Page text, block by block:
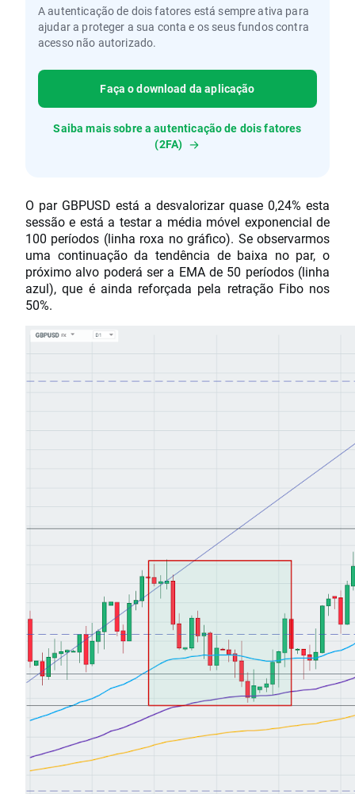
A autenticação de dois fatores está sempre ativa para
ajudar a proteger a sua conta e os seus fundos contra
acesso não autorizado.
Faça o download da aplicação
Saiba mais sobre a autenticação de dois fatores
(2FA)
O par GBPUSD está a desvalorizar quase 0,24% esta
sessão e está a testar a média móvel exponencial de
100 períodos (linha roxa no gráfico). Se observarmos
uma continuação da tendência de baixa no par, o
próximo alvo poderá ser a EMA de 50 períodos (linha
azul), que é ainda reforçada pela retração Fibo nos
50%.